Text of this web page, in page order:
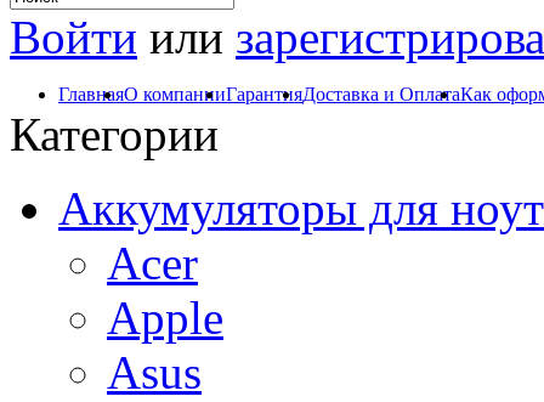
Войти или
ГлавнаяО компанииГарантияДоставка и ОплатаКак
Категории
Аккумуляторы для
Acer
Apple
Asus